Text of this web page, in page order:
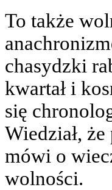
To także
chasydzki
kwartał i
się
Wiedział,
mówi o
wolności.